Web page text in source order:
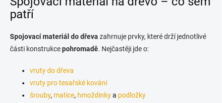
v
k
i
á
n
í
patří
Spojovací materiál do dřeva zahrnuje prvky, které drží jednotlivé
části konstrukcepohromadě. Nejčastěji jde o:
vruty do dřeva
vruty pro tesařské kování
šrouby, matice, hmoždinkya podložky